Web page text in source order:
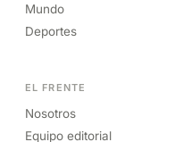
Mundo
Deportes
EL FRENTE
Nosotros
Equipo editorial